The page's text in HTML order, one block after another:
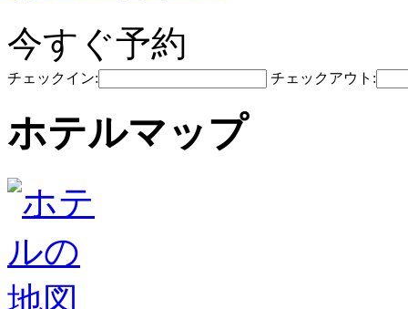
今すぐ予約
チェックイン: チェックアウト:
ホテルマップ